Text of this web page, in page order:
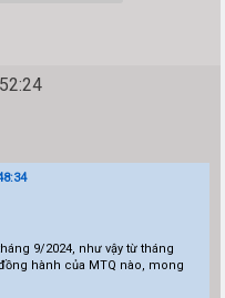
9/2024, như vậy từ tháng
hành của MTQ nào, mong